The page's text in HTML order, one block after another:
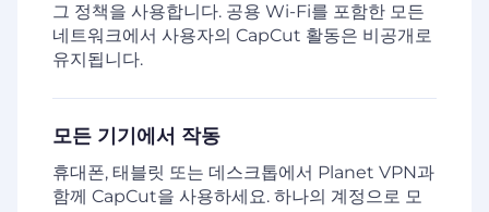
그 정책을 사용합니다. 공용 Wi-Fi를 포함한 모든
네트워크에서 사용자의 CapCut 활동은 비공개로
유지됩니다.
모든 기기에서 작동
휴대폰, 태블릿 또는 데스크톱에서 Planet VPN과
함께 CapCut을 사용하세요. 하나의 계정으로 모